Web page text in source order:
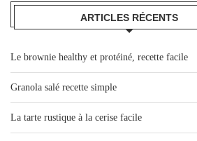
ARTICLES RÉCENTS
Le brownie healthy et protéiné, recette facile
Granola salé recette simple
La tarte rustique à la cerise facile